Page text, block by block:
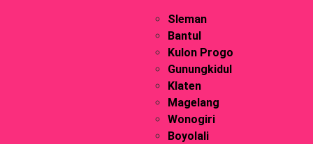
Sleman
Bantul
Kulon Progo
Gunungkidul
Klaten
Magelang
Wonogiri
Boyolali